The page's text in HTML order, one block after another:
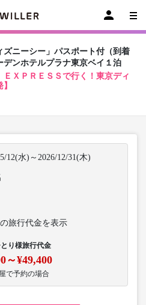
ニーシー」パスポート付（到着
デンホテルプラナ東京ベイ１泊
ＸＰＲＥＳＳで行く！東京ディ
12(水)～2026/12/31(木)
の旅行代金を表示
り様旅行代金
～¥49,400
で予約の場合